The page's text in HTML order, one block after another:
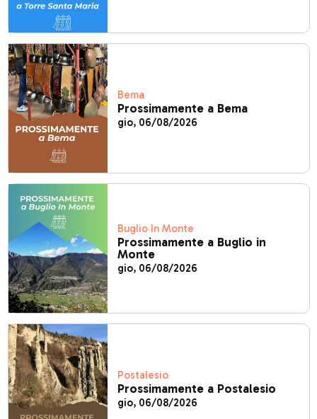
Bema
Prossimamente a Bema
gio, 06/08/2026
Buglio In Monte
Prossimamente a Buglio in
Monte
gio, 06/08/2026
Postalesio
Prossimamente a Postalesio
gio, 06/08/2026